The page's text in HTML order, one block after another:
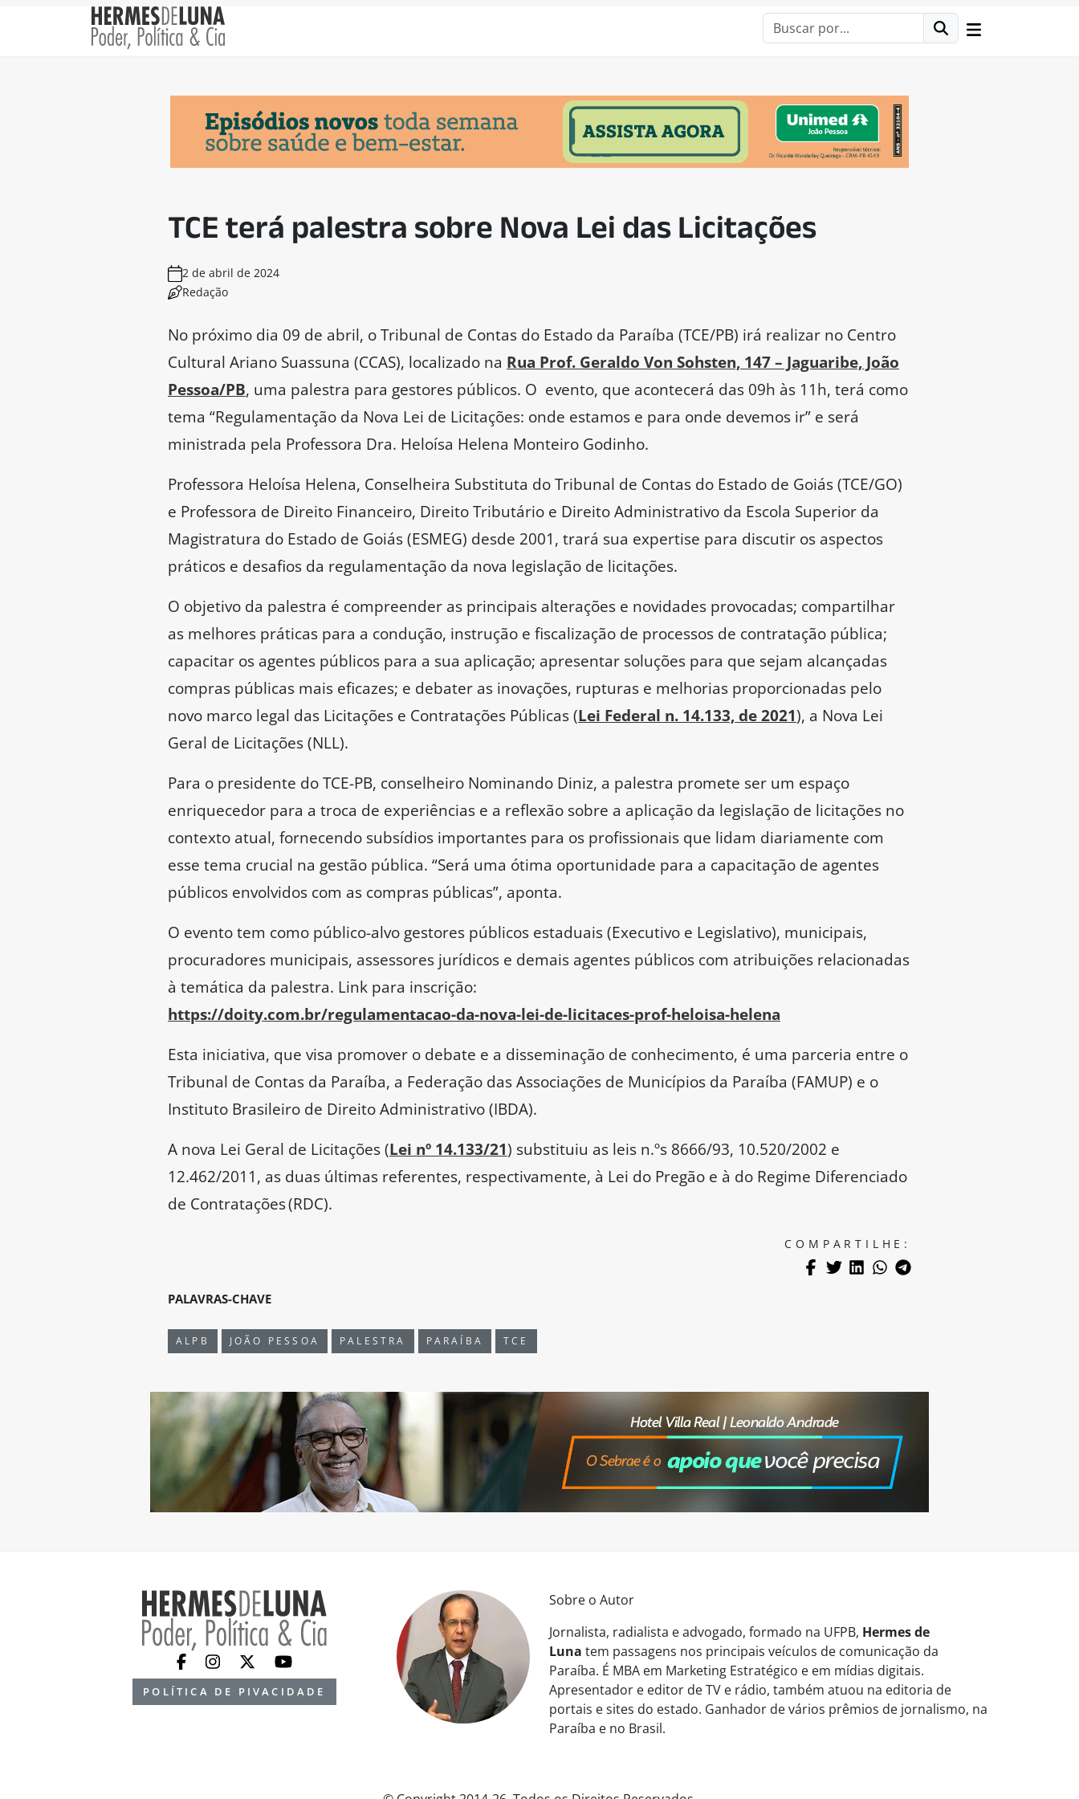
TCE terá palestra sobre Nova Lei das Licitações
2 de abril de 2024
Redação
No próximo dia 09 de abril, o Tribunal de Contas do Estado da Paraíba (TCE/PB) irá realizar no Centro
Cultural Ariano Suassuna (CCAS), localizado na Rua Prof. Geraldo Von Sohsten, 147 – Jaguaribe, João
Pessoa/PB, uma palestra para gestores públicos. O evento, que acontecerá das 09h às 11h, terá como
tema “Regulamentação da Nova Lei de Licitações: onde estamos e para onde devemos ir” e será
ministrada pela Professora Dra. Heloísa Helena Monteiro Godinho.
Professora Heloísa Helena, Conselheira Substituta do Tribunal de Contas do Estado de Goiás (TCE/GO)
e Professora de Direito Financeiro, Direito Tributário e Direito Administrativo da Escola Superior da
Magistratura do Estado de Goiás (ESMEG) desde 2001, trará sua expertise para discutir os aspectos
práticos e desafios da regulamentação da nova legislação de licitações.
O objetivo da palestra é compreender as principais alterações e novidades provocadas; compartilhar
as melhores práticas para a condução, instrução e fiscalização de processos de contratação pública;
capacitar os agentes públicos para a sua aplicação; apresentar soluções para que sejam alcançadas
compras públicas mais eficazes; e debater as inovações, rupturas e melhorias proporcionadas pelo
novo marco legal das Licitações e Contratações Públicas (Lei Federal n. 14.133, de 2021), a Nova Lei
Geral de Licitações (NLL).
Para o presidente do TCE-PB, conselheiro Nominando Diniz, a palestra promete ser um espaço
enriquecedor para a troca de experiências e a reflexão sobre a aplicação da legislação de licitações no
contexto atual, fornecendo subsídios importantes para os profissionais que lidam diariamente com
esse tema crucial na gestão pública. “Será uma ótima oportunidade para a capacitação de agentes
públicos envolvidos com as compras públicas”, aponta.
O evento tem como público-alvo gestores públicos estaduais (Executivo e Legislativo), municipais,
procuradores municipais, assessores jurídicos e demais agentes públicos com atribuições relacionadas
à temática da palestra. Link para inscrição:
https://doity.com.br/regulamentacao-da-nova-lei-de-licitaces-prof-heloisa-helena
Esta iniciativa, que visa promover o debate e a disseminação de conhecimento, é uma parceria entre o
Tribunal de Contas da Paraíba, a Federação das Associações de Municípios da Paraíba (FAMUP) e o
Instituto Brasileiro de Direito Administrativo (IBDA).
A nova Lei Geral de Licitações (Lei nº 14.133/21) substituiu as leis n.ºs 8666/93, 10.520/2002 e
12.462/2011, as duas últimas referentes, respectivamente, à Lei do Pregão e à do Regime Diferenciado
de Contratações (RDC).
COMPARTILHE:
PALAVRAS-CHAVE
ALPB JOÃO PESSOA PALESTRA PARAÍBA TCE
POLÍTICA DE PIVACIDADE
Sobre o Autor
Jornalista, radialista e advogado, formado na UFPB, Hermes de
Luna tem passagens nos principais veículos de comunicação da
Paraíba. É MBA em Marketing Estratégico e em mídias digitais.
Apresentador e editor de TV e rádio, também atuou na editoria de
portais e sites do estado. Ganhador de vários prêmios de jornalismo, na
Paraíba e no Brasil.